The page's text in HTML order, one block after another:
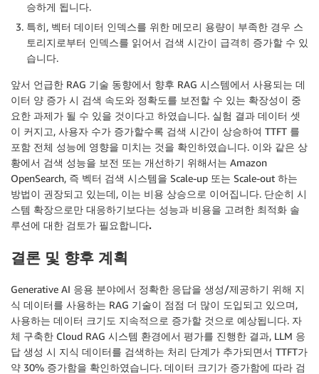
승하게 됩니다.
특히, 벡터 데이터 인덱스를 위한 메모리 용량이 부족한 경우 스
토리지로부터 인덱스를 읽어서 검색 시간이 급격히 증가할 수 있
습니다.
앞서 언급한 RAG 기술 동향에서 향후 RAG 시스템에서 사용되는 데
이터 양 증가 시 검색 속도와 정확도를 보전할 수 있는 확장성이 중
요한 과제가 될 수 있을 것이다고 하였습니다. 실험 결과 데이터 셋
이 커지고, 사용자 수가 증가할수록 검색 시간이 상승하여 TTFT 를
포함 전체 성능에 영향을 미치는 것을 확인하였습니다. 이와 같은 상
황에서 검색 성능을 보전 또는 개선하기 위해서는 Amazon
OpenSearch, 즉 벡터 검색 시스템을 Scale-up 또는 Scale-out 하는
방법이 권장되고 있는데, 이는 비용 상승으로 이어집니다. 단순히 시
스템 확장으로만 대응하기보다는 성능과 비용을 고려한 최적화 솔
루션에 대한 검토가 필요합니다.
결론 및 향후 계획
Generative AI 응용 분야에서 정확한 응답을 생성/제공하기 위해 지
식 데이터를 사용하는 RAG 기술이 점점 더 많이 도입되고 있으며,
사용하는 데이터 크기도 지속적으로 증가할 것으로 예상됩니다. 자
체 구축한 Cloud RAG 시스템 환경에서 평가를 진행한 결과, LLM 응
답 생성 시 지식 데이터를 검색하는 처리 단계가 추가되면서 TTFT가
약 30% 증가함을 확인하였습니다. 데이터 크기가 증가함에 따라 검